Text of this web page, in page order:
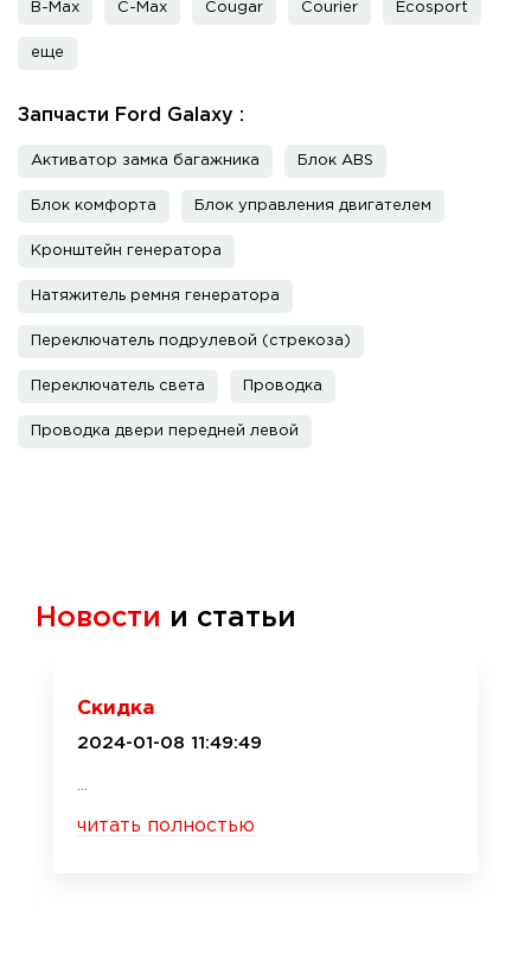
B-Max C-Max Cougar Courier Ecosport
еще
Запчасти Ford Galaxy :
Активатор замка багажника Блок ABS
Блок комфорта Блок управления двигателем
Кронштейн генератора
Натяжитель ремня генератора
Переключатель подрулевой (стрекоза)
Переключатель света Проводка
Проводка двери передней левой
Новости и статьи
Скидка
2024-01-08 11:49:49
читать полностью